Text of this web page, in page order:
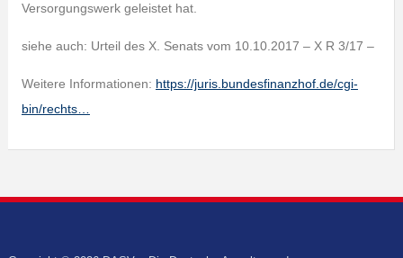
Versorgungswerk geleistet hat.
siehe auch: Urteil des X. Senats vom 10.10.2017 – X R 3/17 –
Weitere Informationen: https://juris.bundesfinanzhof.de/cgi-
bin/rechts…